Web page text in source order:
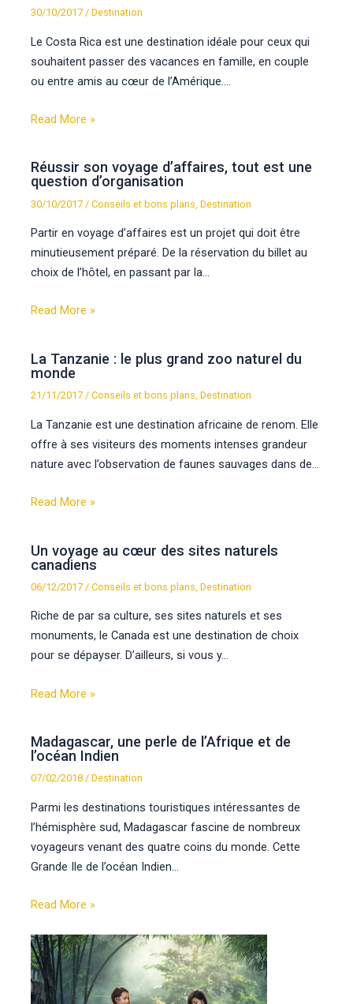
30/10/2017 /Destination
Le Costa Rica est une destination idéale pour ceux qui
souhaitent passer des vacances en famille, en couple
ou entre amis au cœur de l’Amérique.…
Read More »
Réussir son voyage d’affaires, tout est une
question d’organisation
30/10/2017 /Conseils et bons plans ,Destination
Partir en voyage d’affaires est un projet qui doit être
minutieusement préparé. De la réservation du billet au
choix de l’hôtel, en passant par la…
Read More »
La Tanzanie : le plus grand zoo naturel du
monde
21/11/2017/Conseils et bons plans,Destination
La Tanzanie est une destination africaine de renom. Elle
offre à ses visiteurs des moments intenses grandeur
nature avec l’observation de faunes sauvages dans de…
Read More »
Un voyage au cœur des sites naturels
canadiens
06/12/2017 /Conseils et bons plans ,Destination
Riche de par sa culture, ses sites naturels et ses
monuments, le Canada est une destination de choix
pour se dépayser. D’ailleurs, si vous y…
Read More »
Madagascar, une perle de l’Afrique et de
l’océan Indien
07/02/2018/Destination
Parmi les destinations touristiques intéressantes de
l’hémisphère sud, Madagascar fascine de nombreux
voyageurs venant des quatre coins du monde. Cette
Grande Ile de l’océan Indien…
Read More »